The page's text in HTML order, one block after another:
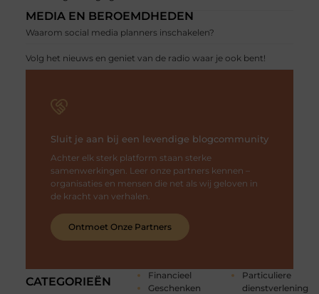
CATEGORIEËN
Financieel
Geschenken
Particuliere
dienstverlening
MEDIA EN BEROEMDHEDEN
Waarom social media planners inschakelen?
Volg het nieuws en geniet van de radio waar je ook bent!
Sluit je aan bij een levendige blogcommunity
Achter elk sterk platform staan sterke
samenwerkingen. Leer onze partners kennen –
organisaties en mensen die net als wij geloven in
de kracht van verhalen.
Ontmoet Onze Partners